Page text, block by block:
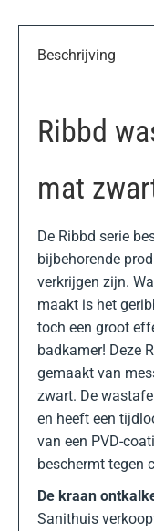
Beschrijving
Ribbd
mat
De Ribbd serie
bijbehorende
verkrijgen zijn.
maakt is het
toch een groot
badkamer! Deze
gemaakt van
zwart. De
en heeft een
van een PVD-
beschermt tegen
De kraan
Sanithuis